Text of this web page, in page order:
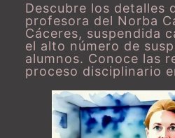
Descubre los detalles
profesora del Norba
Cáceres, suspendida
el alto número de
alumnos. Conoce las
proceso disciplinario